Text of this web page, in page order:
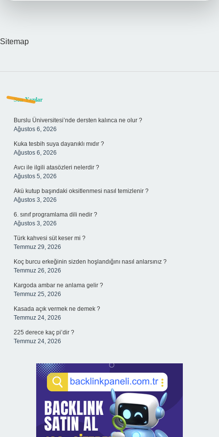
Sitemap
Sidebar
Son Yazılar
Burslu Üniversitesi’nde dersten kalınca ne olur ?
Ağustos 6, 2026
Kuka tesbih suya dayanıklı mıdır ?
Ağustos 6, 2026
Avcı ile ilgili atasözleri nelerdir ?
Ağustos 5, 2026
Akü kutup başındaki oksitlenmesi nasıl temizlenir ?
Ağustos 3, 2026
6. sınıf programlama dili nedir ?
Ağustos 3, 2026
Türk kahvesi süt keser mi ?
Temmuz 29, 2026
Koç burcu erkeğinin sizden hoşlandığını nasıl anlarsınız ?
Temmuz 26, 2026
Kargoda ambar ne anlama gelir ?
Temmuz 25, 2026
Kasada açık vermek ne demek ?
Temmuz 24, 2026
225 derece kaç pi’dir ?
Temmuz 24, 2026